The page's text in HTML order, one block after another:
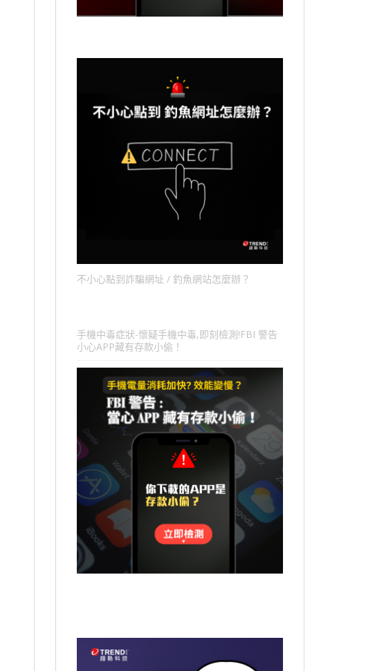
不小心點到詐騙網址 / 釣魚網站怎麼辦？
手機中毒症狀-懷疑手機中毒,即刻檢測!FBI 警告
小心APP藏有存款小偷！